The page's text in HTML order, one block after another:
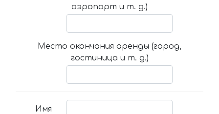
аэропорт и т. д.)
Место окончания аренды (город,
гостиница и т. д.)
Имя